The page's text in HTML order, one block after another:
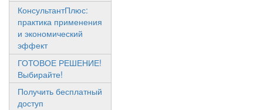
КонсультантПлюс:
практика применения
и экономический
эффект
ГОТОВОЕ РЕШЕНИЕ!
Выбирайте!
Получить бесплатный
доступ